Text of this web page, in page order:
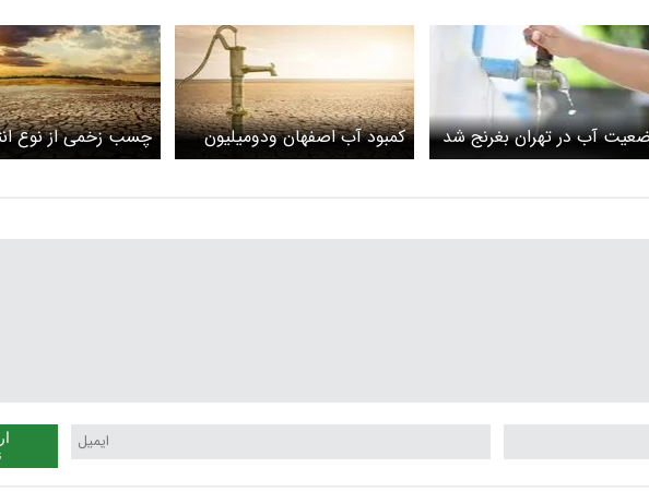
آب در تهران بغرنج شد
کمبود آب اصفهان و‌دو‌میلیون
مهاجر آن
چسب زخمی از نوع